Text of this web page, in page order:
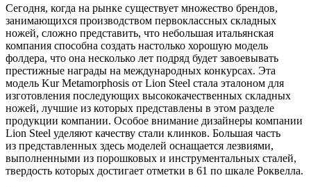
Сегодня, когда на рынке существует множество брендов,
занимающихся производством первоклассных складных
ножей, сложно представить, что небольшая итальянская
компания способна создать настолько хорошую модель
фолдера, что она несколько лет подряд будет завоевывать
престижные награды на международных конкурсах. Эта
модель Kur Metamorphosis от Lion Steel стала эталоном для
изготовления последующих высококачественных складных
ножей, лучшие из которых представлены в этом разделе
продукции компании. Особое внимание дизайнеры компании
Lion Steel уделяют качеству стали клинков. Большая часть
из представленных здесь моделей оснащается лезвиями,
выполненными из порошковых и инструментальных сталей,
твердость которых достигает отметки в 61 по шкале Роквелла.